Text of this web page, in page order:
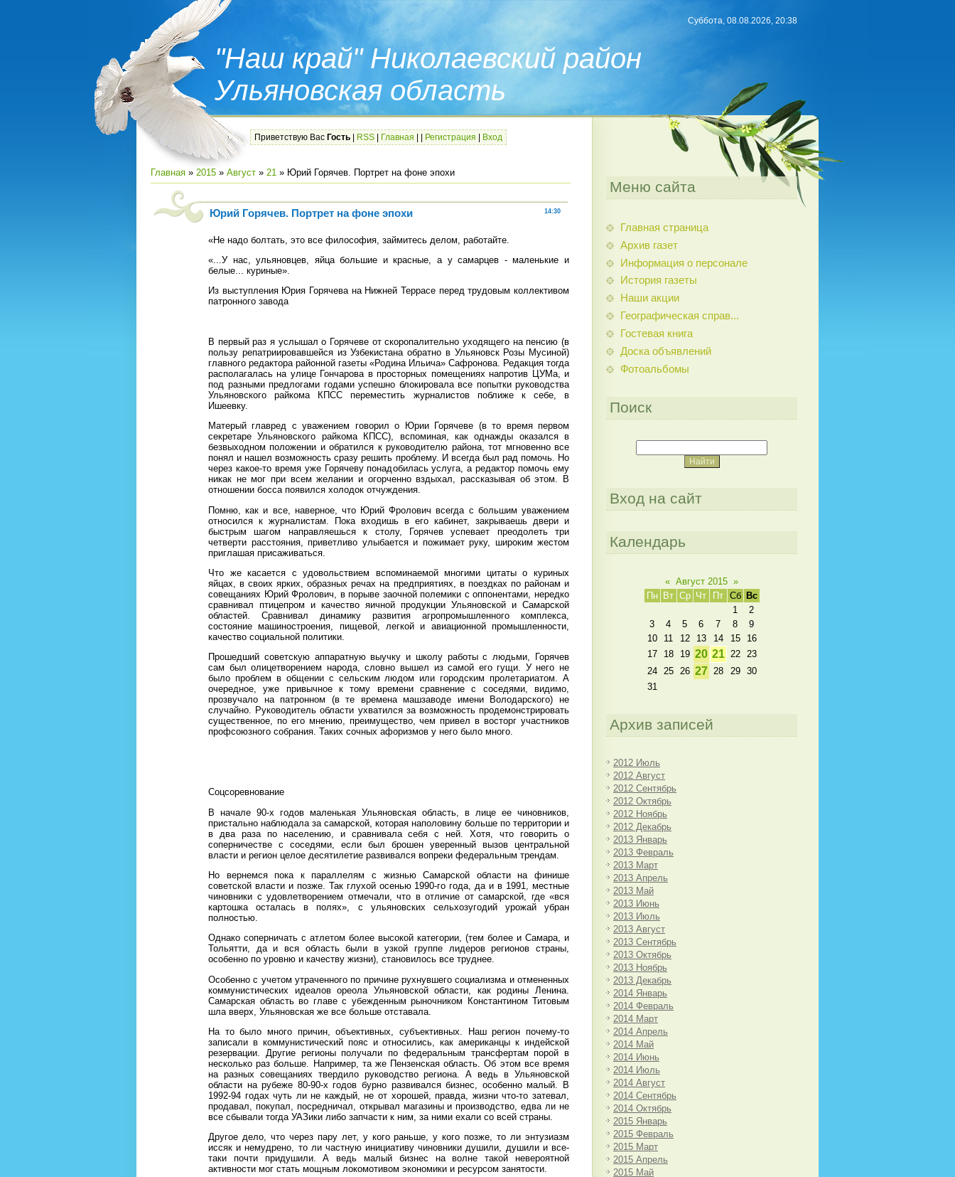
"Наш край" Николаевский район
Ульяновская область
Суббота, 08.08.2026, 20:38
Приветствую Вас Гость RSS Главная Регистрация Вход
Главная » 2015 » Август » 21 » Юрий Горячев. Портрет на фоне эпохи
14:30
Юрий Горячев. Портрет на фоне эпохи
«Не надо болтать, это все философия, займитесь делом, работайте.
«...У нас, ульяновцев, яйца большие и красные, а у самарцев - маленькие и
белые... куриные».
Из выступления Юрия Горячева на Нижней Террасе перед трудовым коллективом
патронного завода
В первый раз я услышал о Горячеве от скоропалительно уходящего на пенсию (в
пользу репатриировавшейся из Узбекистана обратно в Ульяновск Розы Мусиной)
главного редактора районной газеты «Родина Ильича» Сафронова. Редакция тогда
располагалась на улице Гончарова в просторных помещениях напротив ЦУМа, и
под разными предлогами годами успешно блокировала все попытки руководства
Ульяновского райкома КПСС переместить журналистов поближе к себе, в
Ишеевку.
Матерый главред с уважением говорил о Юрии Горячеве (в то время первом
секретаре Ульяновского райкома КПСС), вспоминая, как однажды оказался в
безвыходном положении и обратился к руководителю района, тот мгновенно все
понял и нашел возможность сразу решить проблему. И всегда был рад помочь. Но
через какое-то время уже Горячеву понадобилась услуга, а редактор помочь ему
никак не мог при всем желании и огорченно вздыхал, рассказывая об этом. В
отношении босса появился холодок отчуждения.
Помню, как и все, наверное, что Юрий Фролович всегда с большим уважением
относился к журналистам. Пока входишь в его кабинет, закрываешь двери и
быстрым шагом направляешься к столу, Горячев успевает преодолеть три
четверти расстояния, приветливо улыбается и пожимает руку, широким жестом
приглашая присаживаться.
Что же касается с удовольствием вспоминаемой многими цитаты о куриных
яйцах, в своих ярких, образных речах на предприятиях, в поездках по районам и
совещаниях Юрий Фролович, в порыве заочной полемики с оппонентами, нередко
сравнивал птицепром и качество яичной продукции Ульяновской и Самарской
областей. Сравнивал динамику развития агропромышленного комплекса,
состояние машиностроения, пищевой, легкой и авиационной промышленности,
качество социальной политики.
Прошедший советскую аппаратную выучку и школу работы с людьми, Горячев
сам был олицетворением народа, словно вышел из самой его гущи. У него не
было проблем в общении с сельским людом или городским пролетариатом. А
очередное, уже привычное к тому времени сравнение с соседями, видимо,
прозвучало на патронном (в те времена машзаводе имени Володарского) не
случайно. Руководитель области ухватился за возможность продемонстрировать
существенное, по его мнению, преимущество, чем привел в восторг участников
профсоюзного собрания. Таких сочных афоризмов у него было много.
Соцсоревнование
В начале 90-х годов маленькая Ульяновская область, в лице ее чиновников,
пристально наблюдала за самарской, которая наполовину больше по территории и
в два раза по населению, и сравнивала себя с ней. Хотя, что говорить о
соперничестве с соседями, если был брошен уверенный вызов центральной
власти и регион целое десятилетие развивался вопреки федеральным трендам.
Но вернемся пока к параллелям с жизнью Самарской области на финише
советской власти и позже. Так глухой осенью 1990-го года, да и в 1991, местные
чиновники с удовлетворением отмечали, что в отличие от самарской, где «вся
картошка осталась в полях», с ульяновских сельхозугодий урожай убран
полностью.
Однако соперничать с атлетом более высокой категории, (тем более и Самара, и
Тольятти, да и вся область были в узкой группе лидеров регионов страны,
особенно по уровню и качеству жизни), становилось все труднее.
Особенно с учетом утраченного по причине рухнувшего социализма и отмененных
коммунистических идеалов ореола Ульяновской области, как родины Ленина.
Самарская область во главе с убежденным рыночником Константином Титовым
шла вверх, Ульяновская же все больше отставала.
На то было много причин, объективных, субъективных. Наш регион почему-то
записали в коммунистический пояс и относились, как американцы к индейской
резервации. Другие регионы получали по федеральным трансфертам порой в
несколько раз больше. Например, та же Пензенская область. Об этом все время
на разных совещаниях твердило руководство региона. А ведь в Ульяновской
области на рубеже 80-90-х годов бурно развивался бизнес, особенно малый. В
1992-94 годах чуть ли не каждый, не от хорошей, правда, жизни что-то затевал,
продавал, покупал, посредничал, открывал магазины и производство, едва ли не
все сбывали тогда УАЗики либо запчасти к ним, за ними ехали со всей страны.
Другое дело, что через пару лет, у кого раньше, у кого позже, то ли энтузиазм
иссяк и немудрено, то ли частную инициативу чиновники душили, душили и все-
таки почти придушили. А ведь малый бизнес на волне такой невероятной
активности мог стать мощным локомотивом экономики и ресурсом занятости.
Меню сайта
Главная страница
Архив газет
Информация о персонале
История газеты
Наши акции
Географическая справ...
Гостевая книга
Доска объявлений
Фотоальбомы
Поиск
Вход на сайт
Календарь
« Август 2015 »
Пн
Вт Ср Чт Пт Сб
Вс
1
2
3
4 5 6 7 8
9
10
11 12 13 14 15
16
17
18 19 20 21 22
23
24
25 26 27 28 29
30
31
Архив записей
2012 Июль
2012 Август
2012 Сентябрь
2012 Октябрь
2012 Ноябрь
2012 Декабрь
2013 Январь
2013 Февраль
2013 Март
2013 Апрель
2013 Май
2013 Июнь
2013 Июль
2013 Август
2013 Сентябрь
2013 Октябрь
2013 Ноябрь
2013 Декабрь
2014 Январь
2014 Февраль
2014 Март
2014 Апрель
2014 Май
2014 Июнь
2014 Июль
2014 Август
2014 Сентябрь
2014 Октябрь
2015 Январь
2015 Февраль
2015 Март
2015 Апрель
2015 Май